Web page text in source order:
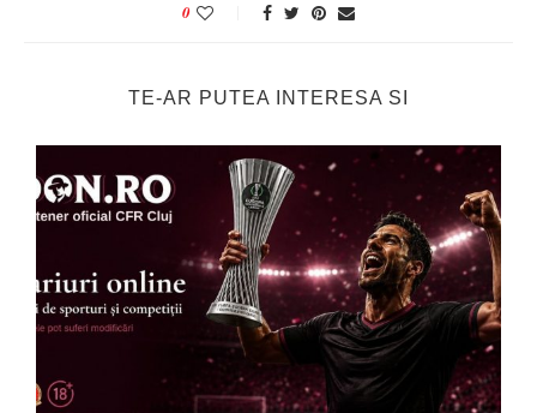
0
TE-AR PUTEA INTERESA SI